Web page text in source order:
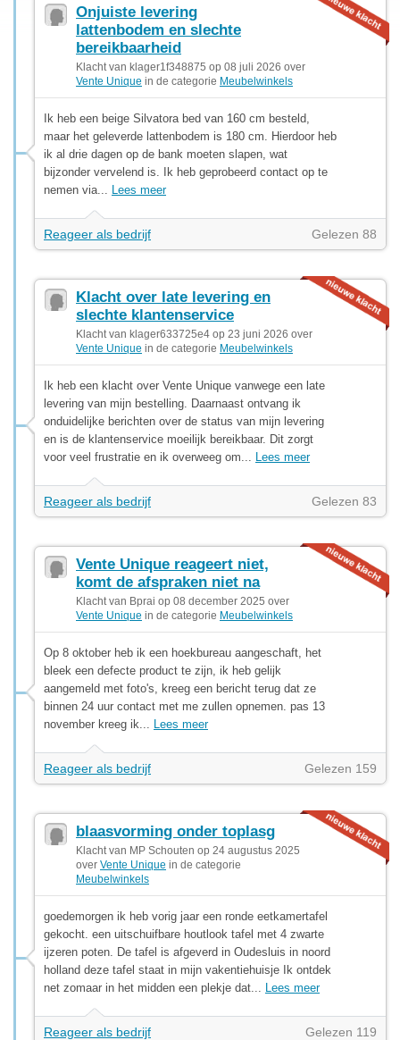
Onjuiste levering
lattenbodem en slechte
bereikbaarheid
Klacht van klager1f348875 op 08 juli 2026 over
Vente Unique in de categorie Meubelwinkels
Ik heb een beige Silvatora bed van 160 cm besteld,
maar het geleverde lattenbodem is 180 cm. Hierdoor heb
ik al drie dagen op de bank moeten slapen, wat
bijzonder vervelend is. Ik heb geprobeerd contact op te
nemen via... Lees meer
Reageer als bedrijf Gelezen 88
Klacht over late levering en
slechte klantenservice
Klacht van klager633725e4 op 23 juni 2026 over
Vente Unique in de categorie Meubelwinkels
Ik heb een klacht over Vente Unique vanwege een late
levering van mijn bestelling. Daarnaast ontvang ik
onduidelijke berichten over de status van mijn levering
en is de klantenservice moeilijk bereikbaar. Dit zorgt
voor veel frustratie en ik overweeg om... Lees meer
Reageer als bedrijf Gelezen 83
Vente Unique reageert niet,
komt de afspraken niet na
Klacht van Bprai op 08 december 2025 over
Vente Unique in de categorie Meubelwinkels
Op 8 oktober heb ik een hoekbureau aangeschaft, het
bleek een defecte product te zijn, ik heb gelijk
aangemeld met foto's, kreeg een bericht terug dat ze
binnen 24 uur contact met me zullen opnemen. pas 13
november kreeg ik... Lees meer
Reageer als bedrijf Gelezen 159
blaasvorming onder toplasg
Klacht van MP Schouten op 24 augustus 2025
over Vente Unique in de categorie
Meubelwinkels
goedemorgen ik heb vorig jaar een ronde eetkamertafel
gekocht. een uitschuifbare houtlook tafel met 4 zwarte
ijzeren poten. De tafel is afgeverd in Oudesluis in noord
holland deze tafel staat in mijn vakentiehuisje Ik ontdek
net zomaar in het midden een plekje dat... Lees meer
Reageer als bedrijf Gelezen 119